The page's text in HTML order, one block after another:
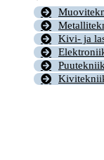
Kivi- ja